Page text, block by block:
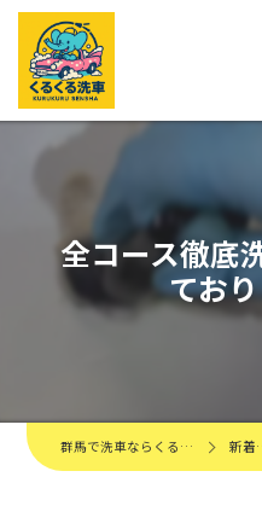
全コース徹底
ており
群馬で洗車ならくるくる洗車 新着情報